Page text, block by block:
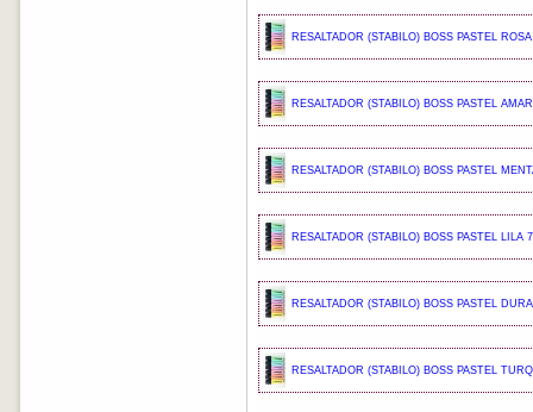
RESALTADOR (STABILO) BOSS PASTEL
RESALTADOR (STABILO) BOSS PASTEL
RESALTADOR (STABILO) BOSS PASTEL
RESALTADOR (STABILO) BOSS PASTEL LILA
RESALTADOR (STABILO) BOSS PASTEL
RESALTADOR (STABILO) BOSS PASTEL